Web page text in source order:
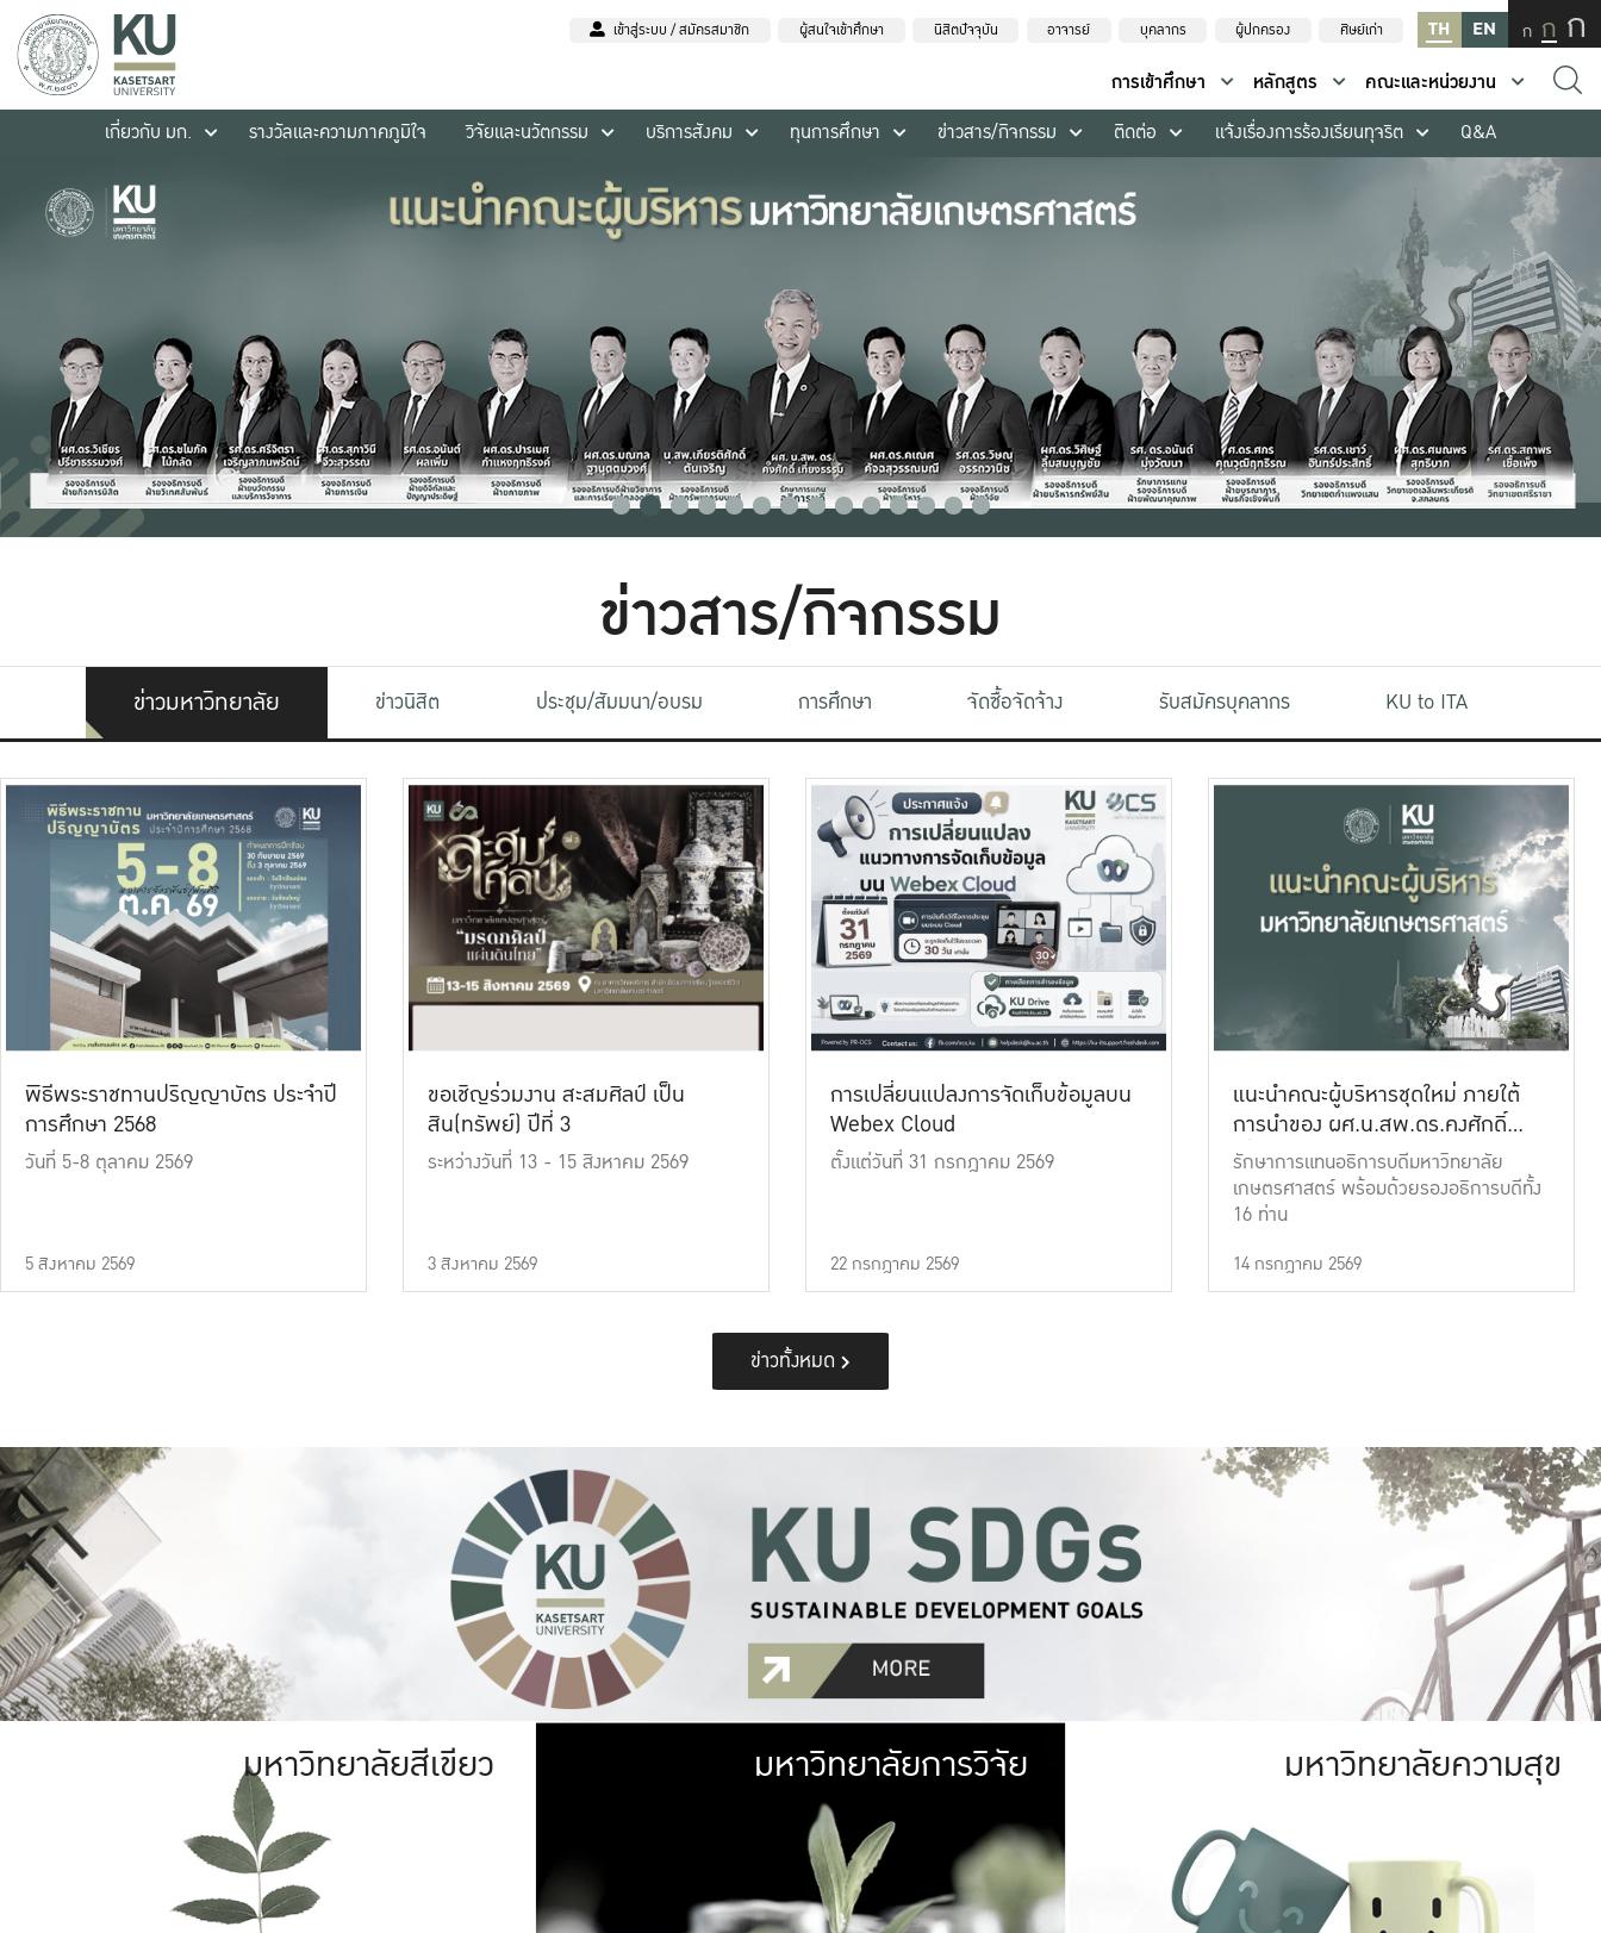
เข้าสู่ระบบ / สมัครสมาชิก ผู้สนใจเข้าศึกษา นิสิตปัจจุบัน อาจารย์ บุคลากร ผู้ปกครอง ศิษย์เก่า TH EN ก ก ก
การเข้าศึกษา หลักสูตร
คณะและหน่วยงาน
เกี่ยวกับ มก.
รางวัลและความภาคภูมิใจ วิจัยและนวัตกรรม บริการสังคม ทุนการศึกษา ข่าวสาร/กิจกรรม ติดต่อ แจ้งเรื่องการร้องเรียนทุจริต Q&A
ข่าวสาร/กิจกรรม
ข่าวมหาวิทยาลัย ข่าวนิสิต ประชุม/สัมมนา/อบรม การศึกษา จัดซื้อจัดจ้าง รับสมัครบุคลากร KU to ITA
พิธีพระราชทานปริญญาบัตร ประจำปี
การศึกษา 2568
วันที่ 5-8 ตุลาคม 2569
5 สิงหาคม 2569
ขอเชิญร่วมงาน สะสมศิลป์ เป็น
สิน(ทรัพย์) ปีที่ 3
ระหว่างวันที่ 13 - 15 สิงหาคม 2569
3 สิงหาคม 2569
การเปลี่ยนแปลงการจัดเก็บข้อมูลบน
Webex Cloud
ตั้งแต่วันที่ 31 กรกฎาคม 2569
22 กรกฎาคม 2569
แนะนำคณะผู้บริหารชุดใหม่ ภายใต้
การนำของ ผศ.น.สพ.ดร.คงศักดิ์
เที่ยงธรรม
รักษาการแทนอธิการบดีมหาวิทยาลัย
เกษตรศาสตร์ พร้อมด้วยรองอธิการบดีทั้ง
16 ท่าน
14 กรกฎาคม 2569
ข่าวทั้งหมด
มหาวิทยาลัยสีเขียว มหาวิทยาลัย
เกษตรศาสตร์ มีพื้นที่เขียวสดใส หนาแน่น
เป็นป่าในเมือง (URBAN FOREST)
เกษตรในเมือง (URBAN AGRICULTURE)
ที่นับรวมกันได้ประมาณ 1,400 ไร่
มหาวิทยาลัยการวิจัย มหาวิทยาลัย
มหาวิทยาลัยความสุข